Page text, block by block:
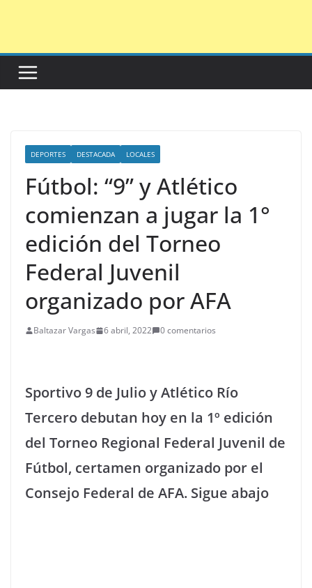
DEPORTES DESTACADA LOCALES
Fútbol: “9” y Atlético
comienzan a jugar la 1°
edición del Torneo
Federal Juvenil
organizado por AFA
Baltazar Vargas 6 abril, 2022 0 comentarios
Sportivo 9 de Julio y Atlético Río
Tercero debutan hoy en la 1º edición
del Torneo Regional Federal Juvenil de
Fútbol, certamen organizado por el
Consejo Federal de AFA. Sigue abajo